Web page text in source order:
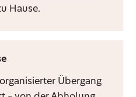
Hause.
Übergang